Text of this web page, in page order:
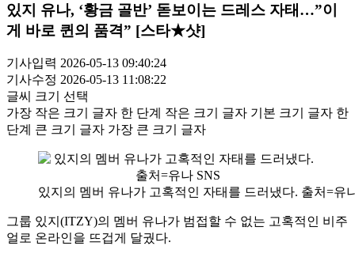
있지 유나, ‘황금 골반’ 돋보이는 드레스 자태…”이
게 바로 퀸의 품격” [스타★샷]
기사입력 2026-05-13 09:40:24
기사수정 2026-05-13 11:08:22
글씨 크기 선택
가장 작은 크기 글자 한 단계 작은 크기 글자 기본 크기 글자 한
단계 큰 크기 글자 가장 큰 크기 글자
있지의 멤버 유나가 고혹적인 자태를 드러냈다. 출처=유
그룹 있지(ITZY)의 멤버 유나가 범접할 수 없는 고혹적인 비주
얼로 온라인을 뜨겁게 달궜다.